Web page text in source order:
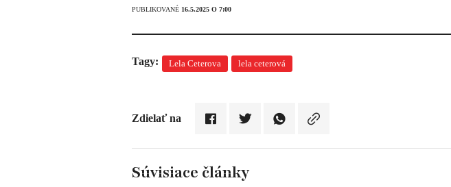
PUBLIKOVANÉ 16.5.2025 O 7:00
Tagy: Lela Ceterova lela ceterová
Zdielať na
Súvisiace články